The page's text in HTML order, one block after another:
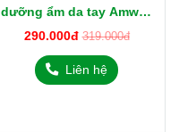
dưỡng ẩm da tay Amway
3tuýpx30ml
290.000đ 319.000đ
Liên hệ